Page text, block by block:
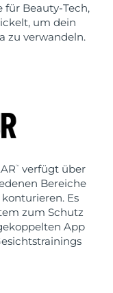
für Beauty-Tech,
um dein
zu verwandeln.
™
verfügt über
Bereiche
Es
zum Schutz
App